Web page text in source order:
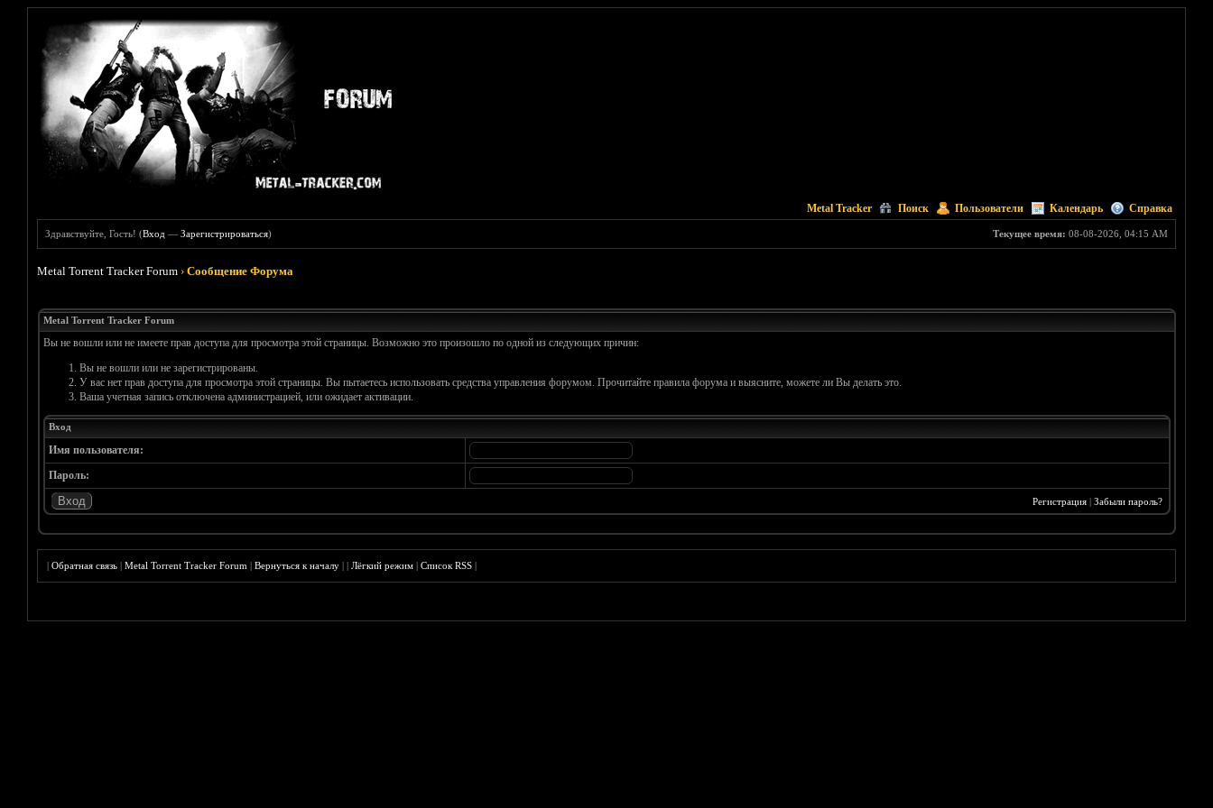
Metal Tracker Поиск Пользователи Календарь Справка
Текущее время: 08-08-2026, 04:15 AM
Здравствуйте, Гость! (Вход —Зарегистрироваться)
Metal Torrent Tracker Forum ›Сообщение Форума
Metal Torrent Tracker Forum
Вы не вошли или не имеете прав доступа для просмотра этой страницы. Возможно это произошло по одной из следующих причин:
Вы не вошли или не зарегистрированы.
У вас нет прав доступа для просмотра этой страницы. Вы пытаетесь использовать средства управления форумом. Прочитайте правила форума и выясните, можете ли Вы делать это.
Ваша учетная запись отключена администрацией, или ожидает активации.
Вход
Имя пользователя:
Пароль:
Регистрация| Забыли пароль?
|Обратная связь |Metal Torrent Tracker Forum |Вернуться к началу ||Лёгкий режим |Список RSS |